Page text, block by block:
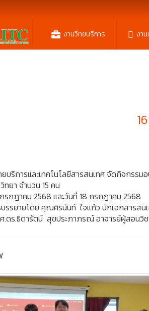
งานวิทยบริการ งาน
บริการและเทคโนโลยีสารสนเทศ จัดกิจกรร
ทยา จำนวน 15 คน
รกฎาคม 2568 และวันที่ 18 กรกฎาคม 2568
รรยายโดย คุณศิรนันท์ ใจแก้ว นักเอกสารสน
.ดร.ธิดารัตน์ สุขประภาภรณ์ อาจารย์ผู้สอนวิ